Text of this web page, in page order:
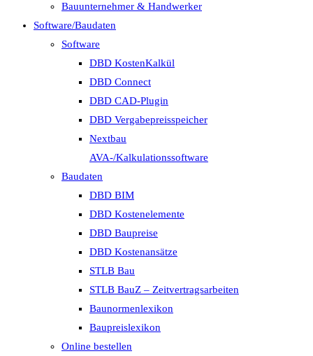
Bauunternehmer & Handwerker
Software/Baudaten
Software
DBD KostenKalkül
DBD Connect
DBD CAD-Plugin
DBD Vergabepreisspeicher
Nextbau
AVA-/Kalkulationssoftware
Baudaten
DBD BIM
DBD Kostenelemente
DBD Baupreise
DBD Kostenansätze
STLB Bau
STLB BauZ – Zeitvertragsarbeiten
Baunormenlexikon
Baupreislexikon
Online bestellen